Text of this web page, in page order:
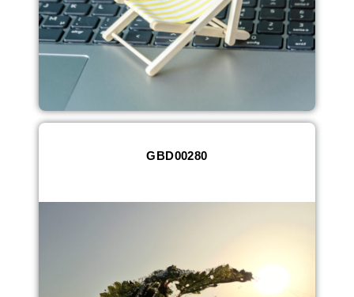
GBD00280